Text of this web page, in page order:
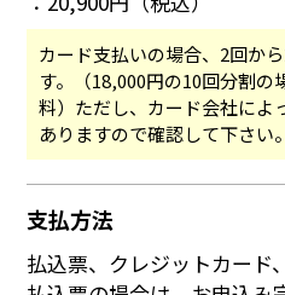
カード支払いの場合、2回か
す。（18,000円の10回分割
料）ただし、カード会社によ
ありますので確認して下さい。
支払方法
払込票、クレジットカード